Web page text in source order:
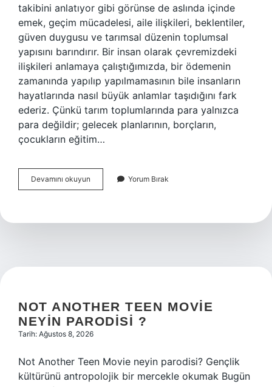
takibini anlatıyor gibi görünse de aslında içinde
emek, geçim mücadelesi, aile ilişkileri, beklentiler,
güven duygusu ve tarımsal düzenin toplumsal
yapısını barındırır. Bir insan olarak çevremizdeki
ilişkileri anlamaya çalıştığımızda, bir ödemenin
zamanında yapılıp yapılmamasının bile insanların
hayatlarında nasıl büyük anlamlar taşıdığını fark
ederiz. Çünkü tarım toplumlarında para yalnızca
para değildir; gelecek planlarının, borçların,
çocukların eğitim…
Devamını okuyun
avansları
?
Yorum Bırak
NOT ANOTHER TEEN MOVIE
NEYIN PARODISI ?
Tarih: Ağustos 8, 2026
Not Another Teen Movie neyin parodisi? Gençlik
kültürünü antropolojik bir mercekle okumak Bugün